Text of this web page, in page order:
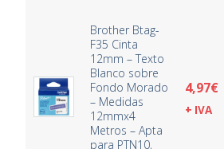
Brother Btag-
F35 Cinta
12mm – Texto
Blanco sobre
Fondo Morado
– Medidas
12mmx4
Metros – Apta
para PTN10,
4,97€
+ IVA